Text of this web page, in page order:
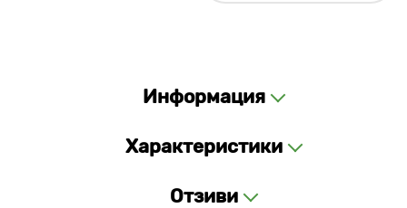
Информация
Характеристики
Отзиви